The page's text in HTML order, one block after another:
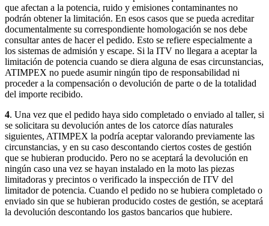
que afectan a la potencia, ruido y emisiones contaminantes no
podrán obtener la limitación. En esos casos que se pueda acreditar
documentalmente su correspondiente homologación se nos debe
consultar antes de hacer el pedido. Esto se refiere especialmente a
los sistemas de admisión y escape. Si la ITV no llegara a aceptar la
limitación de potencia cuando se diera alguna de esas circunstancias,
ATIMPEX no puede asumir ningún tipo de responsabilidad ni
proceder a la compensación o devolución de parte o de la totalidad
del importe recibido.
4. Una vez que el pedido haya sido completado o enviado al taller, si
se solicitara su devolución antes de los catorce días naturales
siguientes, ATIMPEX la podría aceptar valorando previamente las
circunstancias, y en su caso descontando ciertos costes de gestión
que se hubieran producido. Pero no se aceptará la devolución en
ningún caso una vez se hayan instalado en la moto las piezas
limitadoras y precintos o verificado la inspección de ITV del
limitador de potencia. Cuando el pedido no se hubiera completado o
enviado sin que se hubieran producido costes de gestión, se aceptará
la devolución descontando los gastos bancarios que hubiere.